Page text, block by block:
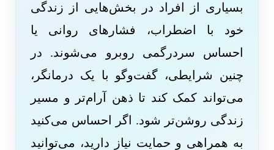
بسیاری از افراد در بخش‌هایی از زندگی
خود با اضطراب، فشارهای روانی یا
احساس سردرگمی روبرو می‌شوند. در
چنین شرایطی، گفت‌وگو با یک درمانگر،
می‌تواند کمک کند تا ذهن آرام‌تر و مسیر
زندگی روشن‌تر شود. اگر احساس می‌کنید
به همراهی و حمایت نیاز دارید، می‌توانید